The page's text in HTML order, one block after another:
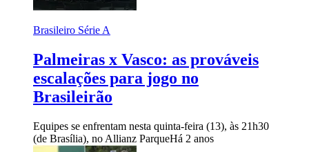
Brasileiro Série A
Palmeiras x Vasco: as prováveis
escalações para jogo no
Brasileirão
Equipes se enfrentam nesta quinta-feira (13), às 21h30
(de Brasília), no Allianz ParqueHá 2 anos